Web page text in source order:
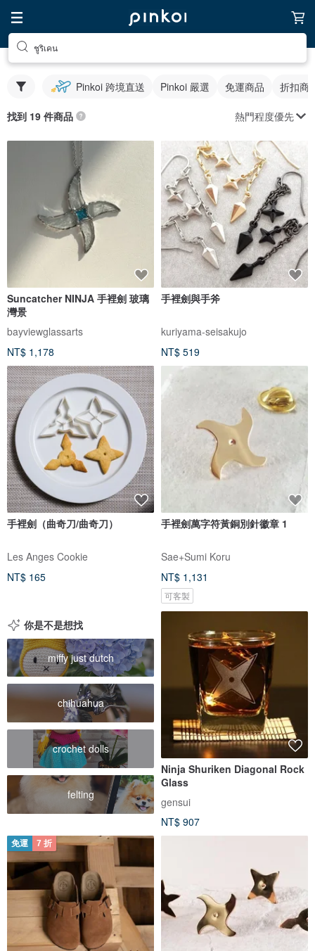
ชูริเคน
Pinkoi 跨境直送 Pinkoi 嚴選 免運商品 折扣商
找到 19 件商品 熱門程度優先
Suncatcher NINJA 手裡劍 玻璃
灣景
bayviewglassarts
NT$ 1,178
手裡劍與手斧
kuriyama-seisakujo
NT$ 519
手裡劍（曲奇刀/曲奇刀）
Les Anges Cookie
NT$ 165
手裡劍萬字符黃銅別針徽章 1
Sae+Sumi Koru
NT$ 1,131
可客製
你是不是想找
miffy just dutch
chihuahua
crochet dolls
felting
Ninja Shuriken Diagonal Rock
Glass
gensui
NT$ 907
免運 7 折